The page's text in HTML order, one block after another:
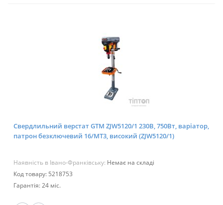
Свердлильний верстат GTM ZJW5120/1 230В, 750Вт, варіатор,
патрон безключевий 16/МТ3, високий (ZJW5120/1)
Наявність в Івано-Франківську: Немає на складі
Код товару: 5218753
Гарантія: 24 міс.